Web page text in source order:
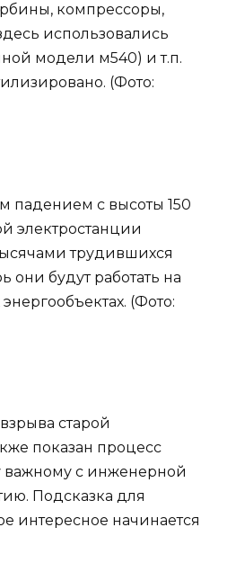
компрессоры,
использовались
модели м540) и т.п.
(Фото:
падением с высоты 150
электростанции
трудившихся
они будут работать на
(Фото:
старой
показан процесс
важному с инженерной
Подсказка для
интересное начинается